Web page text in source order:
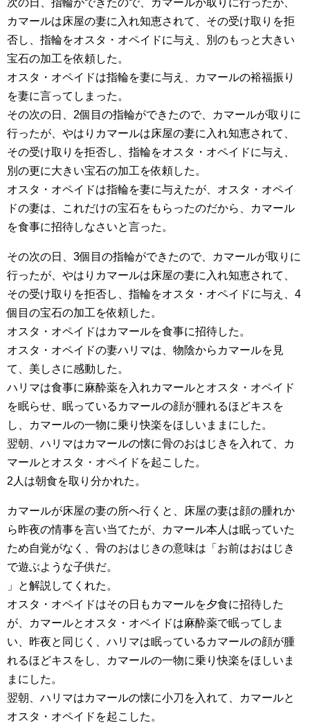
次の日、指輪ができたので、カマールが取りに行ったが、
カマールは床屋の妻に入れ知恵されて、その受け取りを拒
否し、指輪をオスタ・オペイドに与え、別のもっと大きい
宝石の加工を依頼した。
オスタ・オペイドは指輪を妻に与え、カマールの裕福振り
を妻に言ってしまった。
その次の日、2個目の指輪ができたので、カマールが取りに
行ったが、やはりカマールは床屋の妻に入れ知恵されて、
その受け取りを拒否し、指輪をオスタ・オペイドに与え、
別の更に大きい宝石の加工を依頼した。
オスタ・オペイドは指輪を妻に与えたが、オスタ・オペイ
ドの妻は、これだけの宝石をもらったのだから、カマール
を食事に招待しなさいと言った。
その次の日、3個目の指輪ができたので、カマールが取りに
行ったが、やはりカマールは床屋の妻に入れ知恵されて、
その受け取りを拒否し、指輪をオスタ・オペイドに与え、4
個目の宝石の加工を依頼した。
オスタ・オペイドはカマールを食事に招待した。
オスタ・オペイドの妻ハリマは、物陰からカマールを見
て、美しさに感動した。
ハリマは食事に麻酔薬を入れカマールとオスタ・オペイド
を眠らせ、眠っているカマールの顔が腫れるほどキスを
し、カマールの一物に乗り快楽をほしいままにした。
翌朝、ハリマはカマールの懐に骨のおはじきを入れて、カ
マールとオスタ・オペイドを起こした。
2人は朝食を取り分かれた。
カマールが床屋の妻の所へ行くと、床屋の妻は顔の腫れか
ら昨夜の情事を言い当てたが、カマール本人は眠っていた
ため自覚がなく、骨のおはじきの意味は「お前はおはじき
で遊ぶような子供だ。
」と解説してくれた。
オスタ・オペイドはその日もカマールを夕食に招待した
が、カマールとオスタ・オペイドは麻酔薬で眠ってしま
い、昨夜と同じく、ハリマは眠っているカマールの顔が腫
れるほどキスをし、カマールの一物に乗り快楽をほしいま
まにした。
翌朝、ハリマはカマールの懐に小刀を入れて、カマールと
オスタ・オペイドを起こした。